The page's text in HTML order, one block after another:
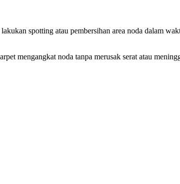
spotting atau pembersihan area noda dalam
mengangkat noda tanpa merusak serat atau